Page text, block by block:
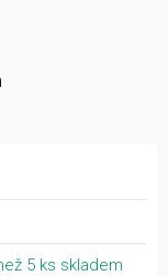
5 ks skladem